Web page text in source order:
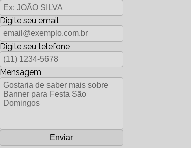
Digite seu email
Digite seu telefone
Mensagem